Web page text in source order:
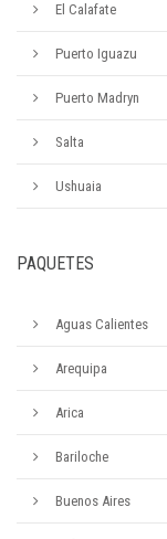
El Calafate
Puerto Iguazu
Puerto Madryn
Salta
Ushuaia
PAQUETES
Aguas Calientes
Arequipa
Arica
Bariloche
Buenos Aires